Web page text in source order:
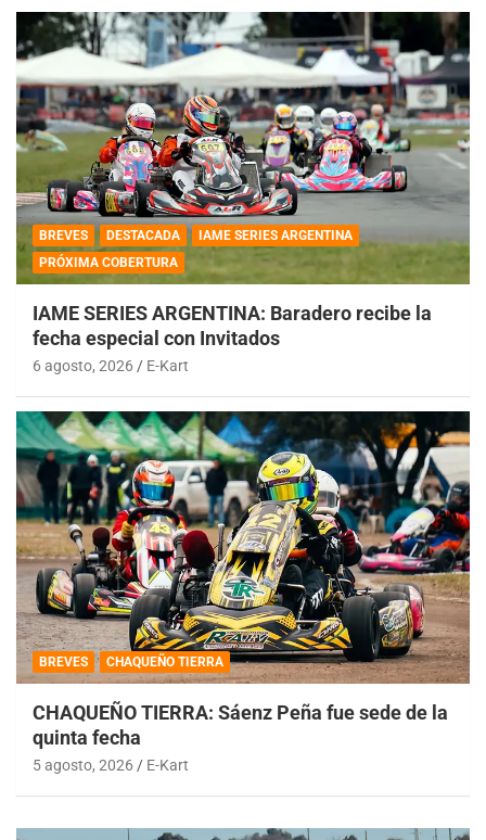
BREVES DESTACADA
IAME SERIES ARGENTINA
PRÓXIMA COBERTURA
IAME SERIES ARGENTINA: Baradero recibe la
fecha especial con Invitados
6 agosto, 2026 E-Kart
BREVES CHAQUEÑO TIERRA
CHAQUEÑO TIERRA: Sáenz Peña fue sede de la
quinta fecha
5 agosto, 2026 E-Kart